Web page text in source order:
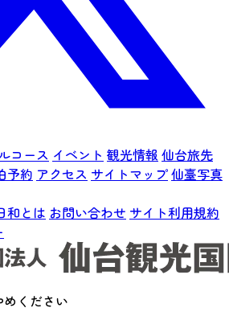
コース イベント 観光情報 仙台旅先
予約 アクセス サイトマップ仙臺写真
和とは お問い合わせ サイト利用規約
ください